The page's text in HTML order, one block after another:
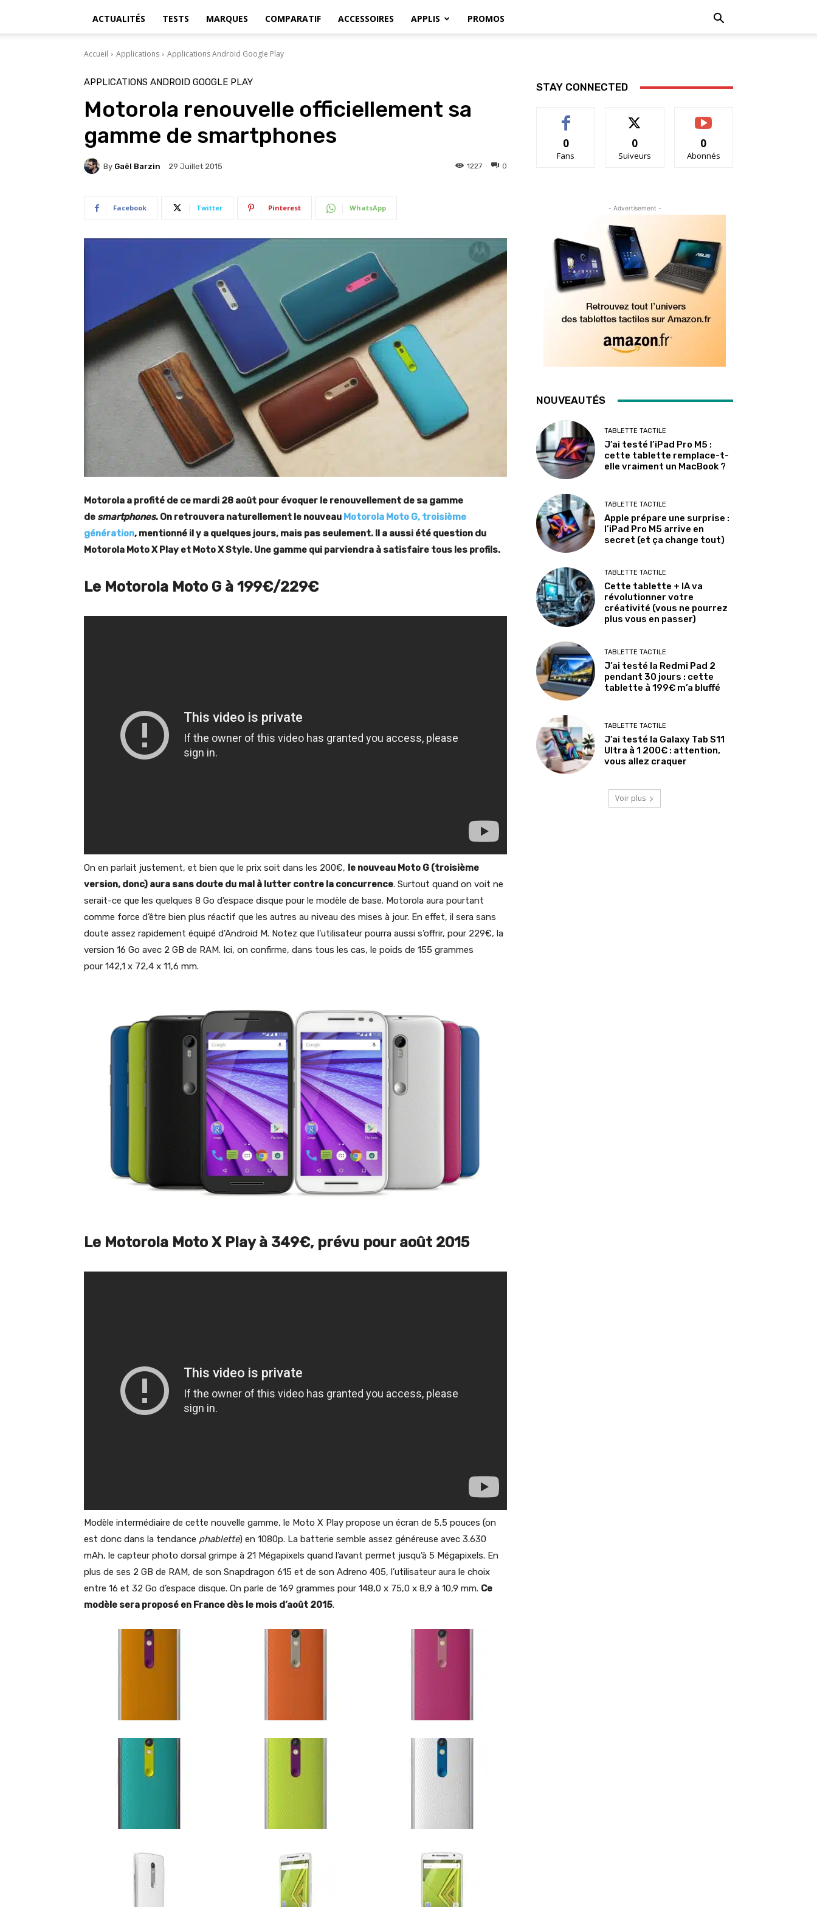
ACTUALITÉS TESTS MARQUES COMPARATIF ACCESSOIRES APPLIS PROMOS
Accueil Applications Applications Android Google Play
APPLICATIONS ANDROID GOOGLE PLAY
Motorola renouvelle officiellement sa
gamme de smartphones
By Gaël Barzin 29 Juillet 2015 0
1227
Facebook Twitter Pinterest WhatsApp
Motorola a profité de ce mardi 28 août pour évoquer le renouvellement de sa gamme
de smartphones. On retrouvera naturellement le nouveau Motorola Moto G, troisième
génération, mentionné il y a quelques jours, mais pas seulement. Il a aussi été question du
Motorola Moto X Play et Moto X Style. Une gamme qui parviendra à satisfaire tous les profils.
Le Motorola Moto G à 199€/229€
On en parlait justement, et bien que le prix soit dans les 200€, le nouveau Moto G (troisième
version, donc) aura sans doute du mal à lutter contre la concurrence. Surtout quand on voit ne
serait-ce que les quelques 8 Go d’espace disque pour le modèle de base. Motorola aura pourtant
comme force d’être bien plus réactif que les autres au niveau des mises à jour. En effet, il sera sans
doute assez rapidement équipé d’Android M. Notez que l’utilisateur pourra aussi s’offrir, pour 229€, la
version 16 Go avec 2 GB de RAM. Ici, on confirme, dans tous les cas, le poids de 155 grammes
pour 142,1 x 72,4 x 11,6 mm.
Le Motorola Moto X Play à 349€, prévu pour août 2015
Modèle intermédiaire de cette nouvelle gamme, le Moto X Play propose un écran de 5,5 pouces (on
est donc dans la tendance phablette) en 1080p. La batterie semble assez généreuse avec 3.630
mAh, le capteur photo dorsal grimpe à 21 Mégapixels quand l’avant permet jusqu’à 5 Mégapixels. En
plus de ses 2 GB de RAM, de son Snapdragon 615 et de son Adreno 405, l’utilisateur aura le choix
entre 16 et 32 Go d’espace disque. On parle de 169 grammes pour 148,0 x 75,0 x 8,9 à 10,9 mm. Ce
modèle sera proposé en France dès le mois d’août 2015.
STAY CONNECTED
0
Fans
0
Suiveurs
0
Abonnés
- Advertisement -
NOUVEAUTÉS
TABLETTE TACTILE
J’ai testé l’iPad Pro M5 :
cette tablette remplace-t-
elle vraiment un MacBook ?
TABLETTE TACTILE
Apple prépare une surprise :
l’iPad Pro M5 arrive en
secret (et ça change tout)
TABLETTE TACTILE
Cette tablette + IA va
révolutionner votre
créativité (vous ne pourrez
plus vous en passer)
TABLETTE TACTILE
J’ai testé la Redmi Pad 2
pendant 30 jours : cette
tablette à 199€ m’a bluffé
TABLETTE TACTILE
J’ai testé la Galaxy Tab S11
Ultra à 1 200€ : attention,
vous allez craquer
Voir plus